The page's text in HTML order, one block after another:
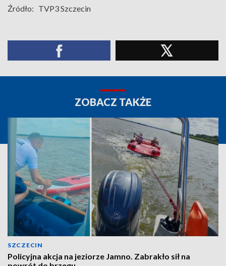
Źródło: TVP3 Szczecin
ZOBACZ TAKŻE
SZCZECIN
Policyjna akcja na jeziorze Jamno. Zabrakło sił na